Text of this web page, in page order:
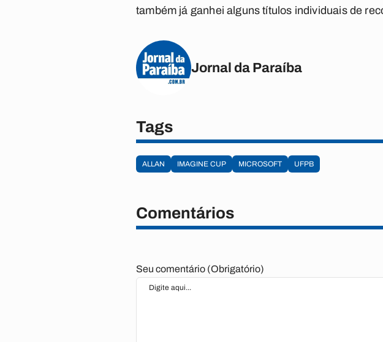
também já ganhei alguns títulos individuais de
Jornal da Paraíba
Tags
ALLAN IMAGINE CUP MICROSOFT UFPB
Comentários
Seu comentário (Obrigatório)